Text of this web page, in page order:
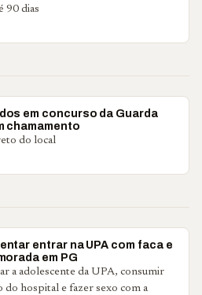
90 dias
em concurso da Guarda
chamamento
do local
entrar na UPA com faca e
em PG
a adolescente da UPA, consumir
hospital e fazer sexo com a